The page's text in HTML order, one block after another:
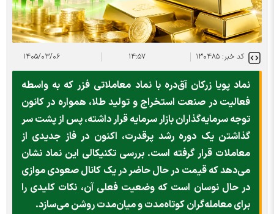
کد خبر: ۱۳۰۴۸۵ ۱۴:۵۷ ۱۴۰۵/۰۳/۰۶
نماد پویا زرکان آق‌دره با نماد معاملاتی فزر که به واسطه
فعالیت در صنعت استخراج و تولید طلا، همواره در کانون
توجه سرمایه‌گذاران بازار سرمایه قرار داشته، پس از پشت سر
گذاشتن یک دوره رشد پرقدرت، اکنون در فاز جدیدی از
معاملات قرار گرفته است. بررسی تکنیکالی این نماد نشان
می‌دهد که قیمت در حال حاضر در یک کانال صعودی موازی
در حال نوسان است که وضعیت فعلی آن، نکات کلیدی را
برای معامله‌گران کوتاه‌مدت و میان‌مدت روشن می‌سازد.